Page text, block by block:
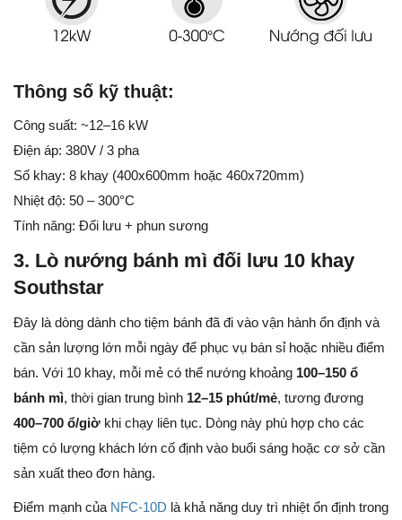
Thông số kỹ thuật:
Công suất: ~12–16 kW
Điện áp: 380V / 3 pha
Số khay: 8 khay (400x600mm hoặc 460x720mm)
Nhiệt độ: 50 – 300°C
Tính năng: Đối lưu + phun sương
3. Lò nướng bánh mì đối lưu 10 khay
Southstar
Đây là dòng dành cho tiệm bánh đã đi vào vận hành ổn định và
cần sản lượng lớn mỗi ngày để phục vụ bán sỉ hoặc nhiều điểm
bán. Với 10 khay, mỗi mẻ có thể nướng khoảng 100–150 ổ
bánh mì, thời gian trung bình 12–15 phút/mẻ, tương đương
400–700 ổ/giờ khi chạy liên tục. Dòng này phù hợp cho các
tiệm có lượng khách lớn cố định vào buổi sáng hoặc cơ sở cần
sản xuất theo đơn hàng.
Điểm mạnh của NFC-10D là khả năng duy trì nhiệt ổn định trong